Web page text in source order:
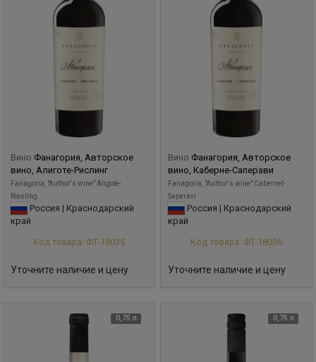
Вино Фанагория, Авторское
вино, Алиготе-Рислинг
Fanagoria, "Author's wine" Aligote-
Riesling
Россия | Краснодарский
край
Код товара: ФТ-18035
Уточните наличие и цену
Вино Фанагория, Авторское
вино, Каберне-Саперави
Fanagoria, "Author's wine" Cabernet-
Saperavi
Россия | Краснодарский
край
Код товара: ФТ-18036
Уточните наличие и цену
0,75 л 0,75 л